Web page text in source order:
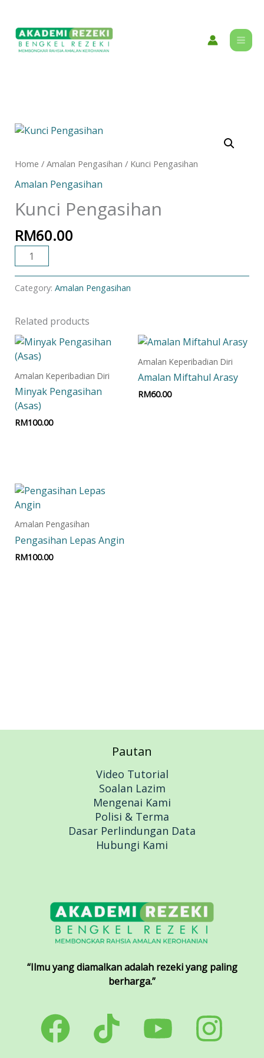
content
Home / Amalan Pengasihan / Kunci Pengasihan
Amalan Pengasihan
Kunci Pengasihan
RM60.00
Kunci
quantity
Category: Amalan Pengasihan
Related products
Amalan Keperibadian Diri
Minyak Pengasihan
(Asas)
RM100.00
Amalan Keperibadian Diri
Amalan Miftahul Arasy
RM60.00
Amalan Pengasihan
Pengasihan Lepas Angin
RM100.00
Pautan
Video Tutorial
Soalan Lazim
Mengenai Kami
Polisi & Terma
Dasar Perlindungan Data
Hubungi Kami
“Ilmu yang diamalkan adalah rezeki yang paling
berharga.”